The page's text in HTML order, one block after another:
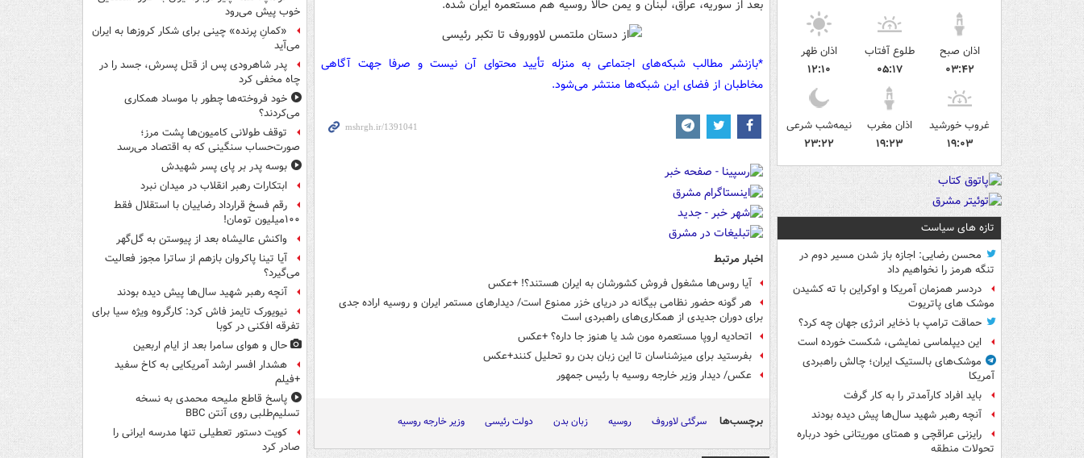
اذان صبح
۰۳:۴۲
طلوع آفتاب
۰۵:۱۷
اذان ظهر
۱۲:۱۰
غروب خورشید
۱۹:۰۳
اذان مغرب
۱۹:۲۳
نیمه‌شب شرعی
۲۳:۲۲
تازه های سیاست
محسن رضایی: اجازه باز شدن مسیر دوم در
تنگه هرمز را نخواهیم داد
دردسر همزمان آمریکا و اوکراین با ته کشیدن
موشک های پاتریوت
حماقت ترامپ با ذخایر انرژی جهان چه کرد؟
این دیپلماسی نمایشی، شکست خورده است
موشک‌های بالستیک ایران؛ چالش راهبردی
آمریکا
باید افراد کارآمدتر را به کار گرفت
آنچه رهبر شهید سال‌ها پیش دیده بودند
رایزنی عراقچی و همتای موریتانی خود درباره
تحولات منطقه
بعد از سوریه، عراق، لبنان و یمن حالا روسیه هم مستعمره ایران شده.
*بازنشر مطالب شبکه‌های اجتماعی به منزله تأیید محتوای آن نیست و صرفا جهت آگاهی
مخاطبان از فضای این شبکه‌ها منتشر می‌شود.
اخبار مرتبط
آیا روس‌ها مشغول فروش کشورشان به ایران هستند؟! +عکس
هر گونه حضور نظامی بیگانه در دریای خزر ممنوع است/ دیدارهای مستمر ایران و روسیه اراده جدی
برای دوران جدیدی از همکاری‌های راهبردی است
اتحادیه اروپا مستعمره مون شد یا هنوز جا داره؟ +عکس
بفرستید برای میزشناسان تا این زبان بدن رو تحلیل کنند+عکس
عکس/ دیدار وزیر خارجه روسیه با رئیس جمهور
برچسب‌ها سرگئی لاوروف روسیه زبان بدن دولت رئیسی وزیر خارجه روسیه
خوب پیش می‌رود
«کمانِ پرنده» چینی برای شکار کروزها به ایران
می‌آید
پدر شاهرودی پس از قتل پسرش، جسد را در
چاه مخفی کرد
خود فروخته‌ها چطور با موساد همکاری
می‌کردند؟
توقف طولانی کامیون‌ها پشت مرز؛
صورت‌حساب سنگینی که به اقتصاد می‌رسد
بوسه‌ پدر بر پای پسر شهیدش
ابتکارات رهبر انقلاب در میدان نبرد
رقم فسخ قرارداد رضاییان با استقلال فقط
۱۰۰میلیون تومان!
واکنش عالیشاه بعد از پیوستن به گل‌گهر
آیا تینا پاکروان بازهم از ساترا مجوز فعالیت
می‌گیرد؟
آنچه رهبر شهید سال‌ها پیش دیده بودند
نیویورک تایمز فاش کرد: کارگروه ویژه سیا برای
تفرقه افکنی در کوبا
حال و هوای سامرا بعد از ایام اربعین
هشدار افسر ارشد آمریکایی به کاخ سفید
+فیلم
پاسخ قاطع ملیحه محمدی به نسخه
تسلیم‌طلبی روی آنتن BBC
کویت دستور تعطیلی تنها مدرسه ایرانی را
صادر کرد